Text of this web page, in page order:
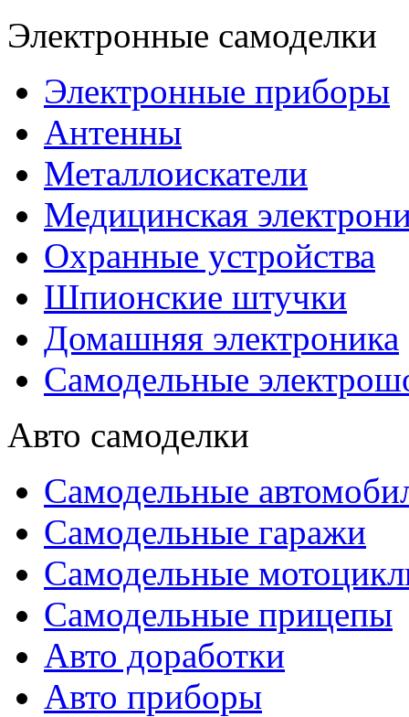
Электронные самоделки
Электронные приборы
Антенны
Металлоискатели
Медицинская
Охранные устройства
Шпионские штучки
Домашняя электроника
Самодельные
Авто самоделки
Самодельные
Самодельные гаражи
Самодельные
Самодельные прицепы
Авто доработки
Авто приборы